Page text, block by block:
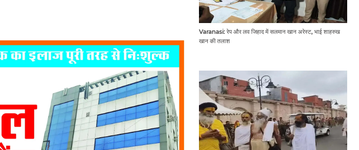
Varanasi: रेप और लव जिहाद में सलमान खान अरेस्ट, भाई शाहरुख
खान की तलाश